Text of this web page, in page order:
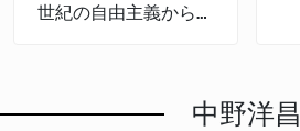
世紀の自由主義から現
中野洋昌